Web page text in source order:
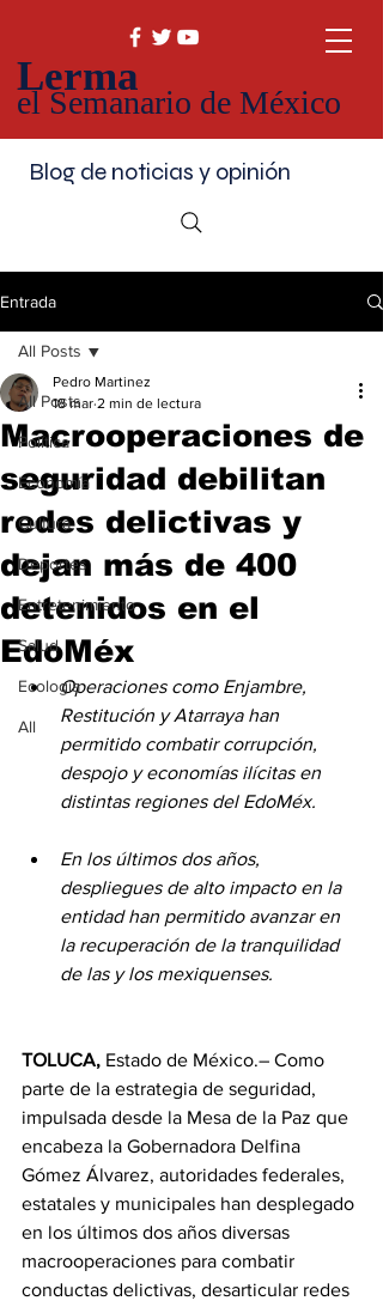
Lerma
el Semanario de México
Blog de noticias y opinión
Entrada
All Posts
Política
Economía
Cultura
Deportes
Entretenimiento
Salud
Ecología
All
All Posts
Macrooperaciones de
seguridad debilitan
redes delictivas y
dejan más de 400
detenidos en el
EdoMéx
Pedro Martinez
18 mar 2 min de lectura
Operaciones como Enjambre,
Restitución y Atarraya han
permitido combatir corrupción,
despojo y economías ilícitas en
distintas regiones del EdoMéx.
En los últimos dos años,
despliegues de alto impacto en la
entidad han permitido avanzar en
la recuperación de la tranquilidad
de las y los mexiquenses.
TOLUCA, Estado de México.– Como
parte de la estrategia de seguridad,
impulsada desde la Mesa de la Paz que
encabeza la Gobernadora Delfina
Gómez Álvarez, autoridades federales,
estatales y municipales han desplegado
en los últimos dos años diversas
macrooperaciones para combatir
conductas delictivas, desarticular redes